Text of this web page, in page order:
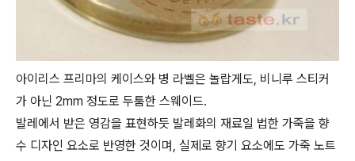
아이리스 프리마의 케이스와 병 라벨은 놀랍게도, 비니루 스티커
가 아닌 2mm 정도로 두툼한 스웨이드.
발레에서 받은 영감을 표현하듯 발레화의 재료일 법한 가죽을 향
수 디자인 요소로 반영한 것이며, 실제로 향기 요소에도 가죽 노트